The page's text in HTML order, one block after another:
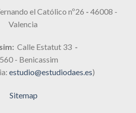
el Católico nº26 - 46008 -
Valencia
Calle Estatut 33 -
- Benicassim
estudio@estudiodaes.es)
Sitemap